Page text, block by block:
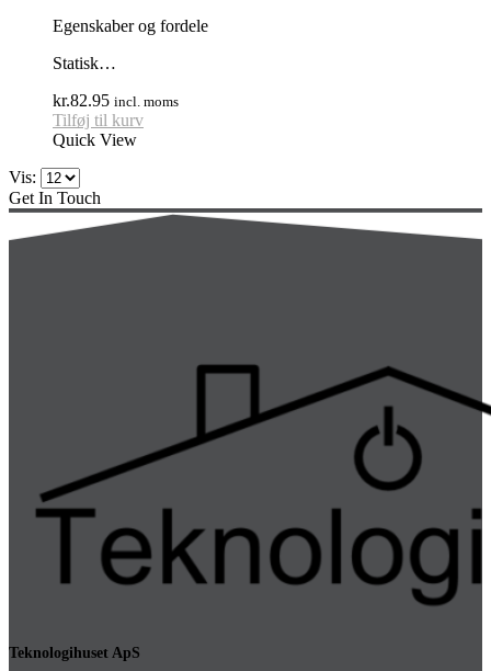
Egenskaber og fordele
Statisk…
kr.82.95 incl. moms
Tilføj til kurv
Quick View
Vis:
Get In Touch
Teknologihuset ApS